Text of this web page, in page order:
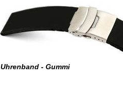
Uhrenband - Gummi